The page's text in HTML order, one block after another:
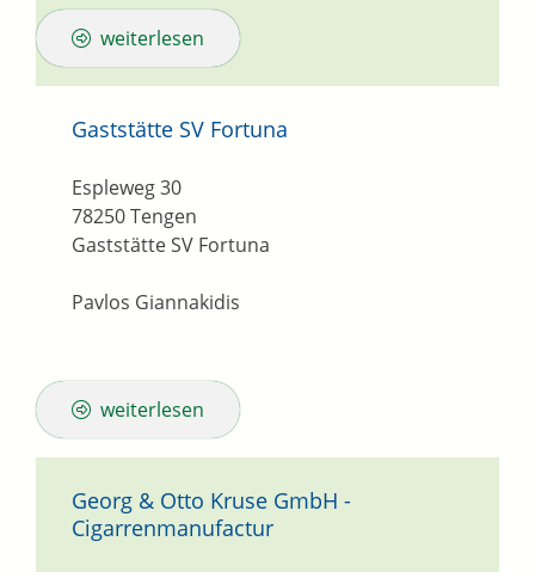
weiterlesen
Gaststätte SV Fortuna
Gaststätte SV Fortuna
Espleweg 30
78250Tengen
Pavlos Giannakidis
weiterlesen
Georg & Otto Kruse GmbH -
Cigarrenmanufactur